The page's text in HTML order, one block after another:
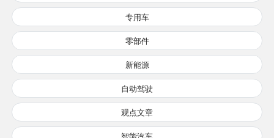
专用车
零部件
新能源
自动驾驶
观点文章